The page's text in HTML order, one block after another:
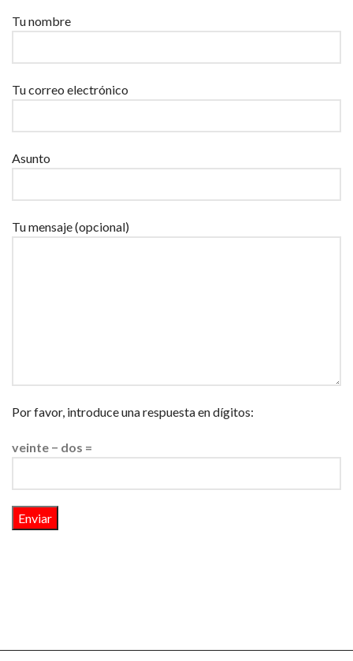
Tu nombre
Tu correo electrónico
Asunto
Tu mensaje (opcional)
Por favor, introduce una respuesta en dígitos:
veinte − dos =